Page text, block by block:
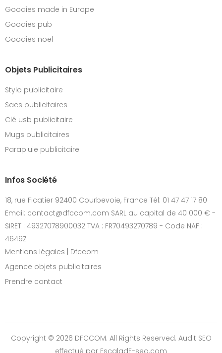
Goodies made in Europe
Goodies pub
Goodies noël
Objets Publicitaires
Stylo publicitaire
Sacs publicitaires
Clé usb publicitaire
Mugs publicitaires
Parapluie publicitaire
Infos Société
18, rue Ficatier 92400 Courbevoie, France Tél: 01 47 47 17 80
Email: contact@dfccom.com SARL au capital de 40 000 € -
SIRET : 49327078900032 TVA : FR70493270789 - Code NAF :
4649Z
Mentions légales | Dfccom
Agence objets publicitaires
Prendre contact
Copyright © 2026 DFCCOM. All Rights Reserved. Audit SEO
effectué par EscaladE-seo.com